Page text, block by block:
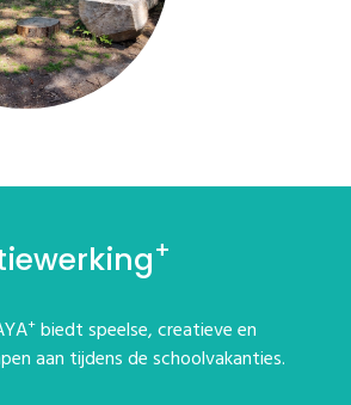
+
+ biedt speelse, creatieve en
aan tijdens de schoolvakanties.